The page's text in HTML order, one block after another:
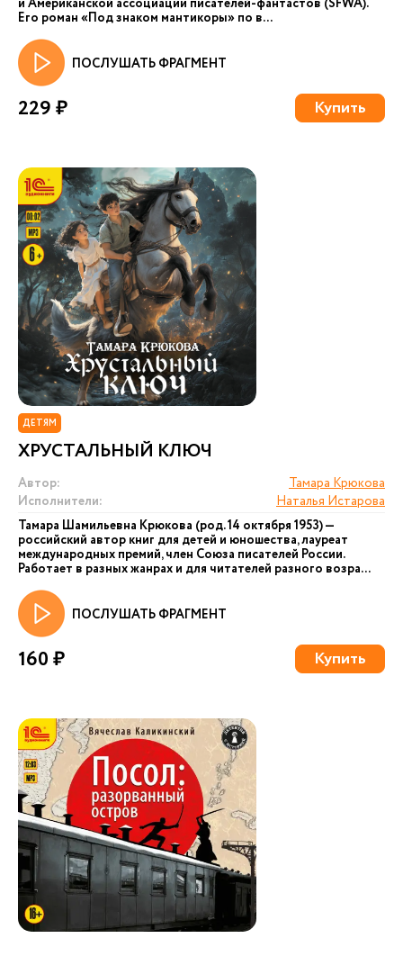
и Американской ассоциации писателей-фантастов (SFWA).
Его роман «Под знаком мантикоры» по в...
ПОСЛУШАТЬ ФРАГМЕНТ
229 ₽ Купить
ДЕТЯМ
ХРУСТАЛЬНЫЙ КЛЮЧ
Автор:
Тамара Крюкова
Исполнители:
Наталья Истарова
Тамара Шамильевна Крюкова (род. 14 октября 1953) —
российский автор книг для детей и юношества, лауреат
международных премий, член Союза писателей России.
Работает в разных жанрах и для читателей разного возра...
ПОСЛУШАТЬ ФРАГМЕНТ
160 ₽ Купить